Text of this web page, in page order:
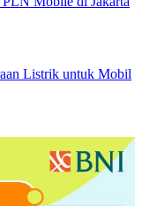
Listrik untuk Mobil